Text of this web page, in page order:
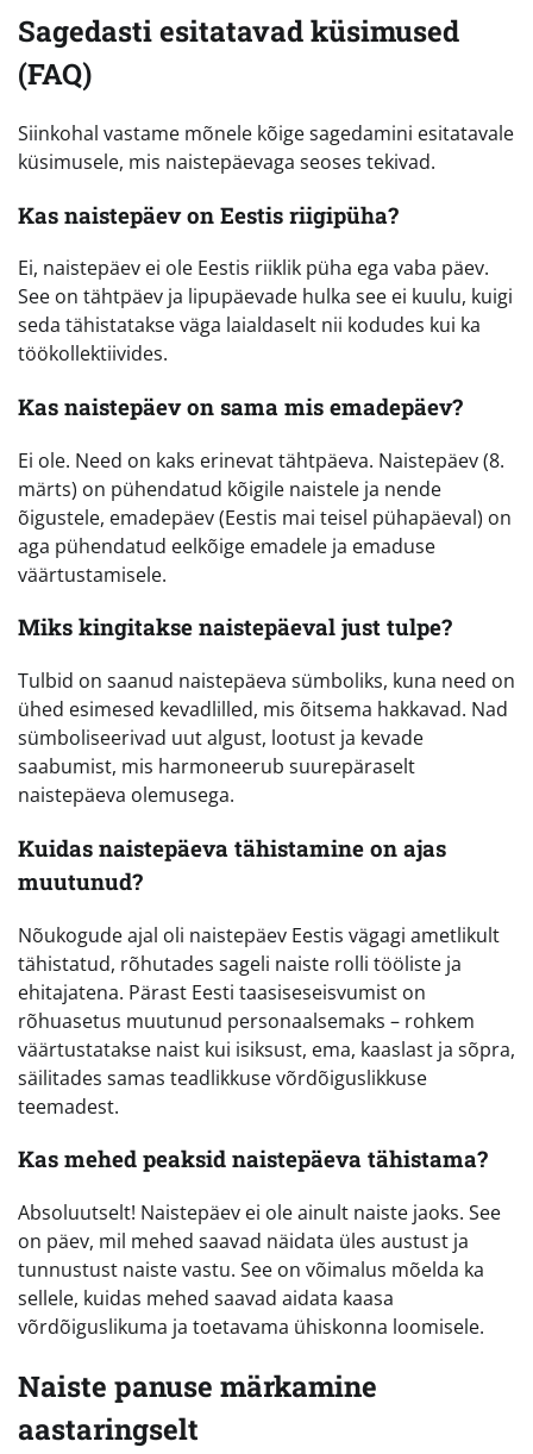
Sagedasti esitatavad küsimused
(FAQ)
Siinkohal vastame mõnele kõige sagedamini esitatavale
küsimusele, mis naistepäevaga seoses tekivad.
Kas naistepäev on Eestis riigipüha?
Ei, naistepäev ei ole Eestis riiklik püha ega vaba päev.
See on tähtpäev ja lipupäevade hulka see ei kuulu, kuigi
seda tähistatakse väga laialdaselt nii kodudes kui ka
töökollektiivides.
Kas naistepäev on sama mis emadepäev?
Ei ole. Need on kaks erinevat tähtpäeva. Naistepäev (8.
märts) on pühendatud kõigile naistele ja nende
õigustele, emadepäev (Eestis mai teisel pühapäeval) on
aga pühendatud eelkõige emadele ja emaduse
väärtustamisele.
Miks kingitakse naistepäeval just tulpe?
Tulbid on saanud naistepäeva sümboliks, kuna need on
ühed esimesed kevadlilled, mis õitsema hakkavad. Nad
sümboliseerivad uut algust, lootust ja kevade
saabumist, mis harmoneerub suurepäraselt
naistepäeva olemusega.
Kuidas naistepäeva tähistamine on ajas
muutunud?
Nõukogude ajal oli naistepäev Eestis vägagi ametlikult
tähistatud, rõhutades sageli naiste rolli tööliste ja
ehitajatena. Pärast Eesti taasiseseisvumist on
rõhuasetus muutunud personaalsemaks – rohkem
väärtustatakse naist kui isiksust, ema, kaaslast ja sõpra,
säilitades samas teadlikkuse võrdõiguslikkuse
teemadest.
Kas mehed peaksid naistepäeva tähistama?
Absoluutselt! Naistepäev ei ole ainult naiste jaoks. See
on päev, mil mehed saavad näidata üles austust ja
tunnustust naiste vastu. See on võimalus mõelda ka
sellele, kuidas mehed saavad aidata kaasa
võrdõiguslikuma ja toetavama ühiskonna loomisele.
Naiste panuse märkamine
aastaringselt